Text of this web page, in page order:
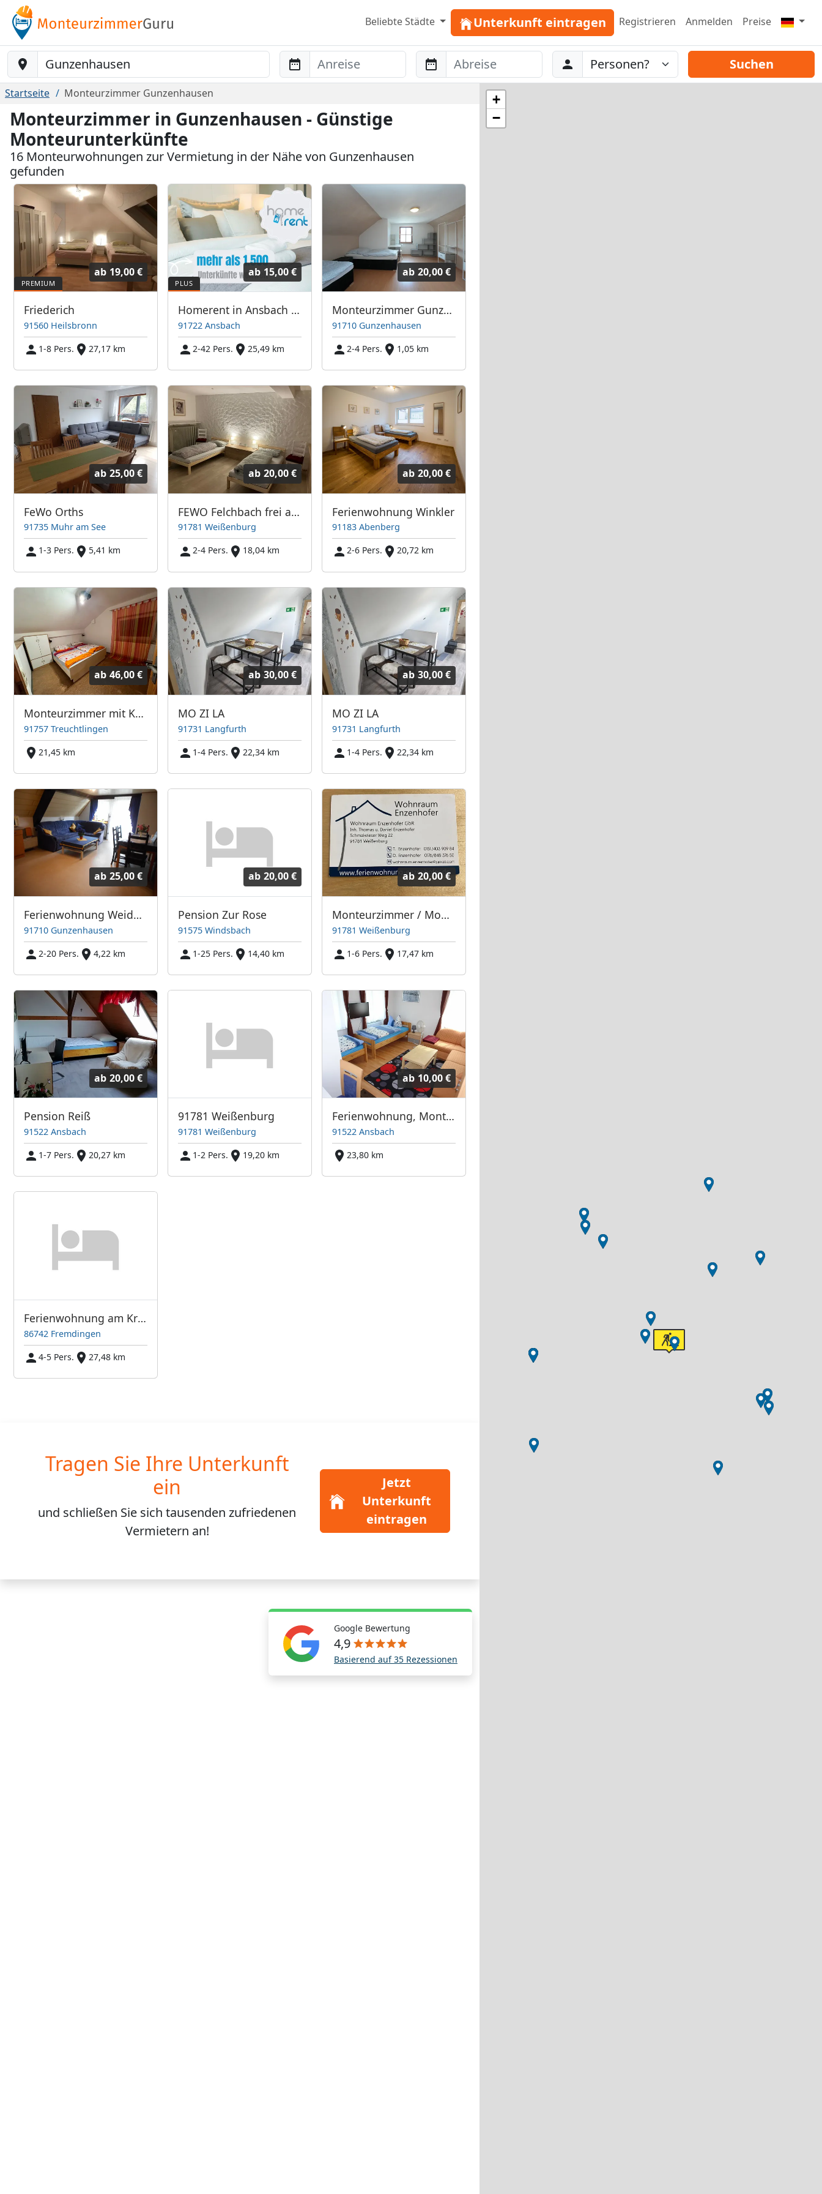
Beliebte Städte Unterkunft eintragen Registrieren Anmelden Preise
Baustelle-Location Anreise Abreise Abreise
Personen Suchen
Startseite Monteurzimmer Gunzenhausen
Monteurzimmer in Gunzenhausen - Günstige
Monteurunterkünfte
16 Monteurwohnungen zur Vermietung in der Nähe von Gunzenhausen
gefunden
ab 19,00 €
Friederich
91560 Heilsbronn
1-8 Pers.
27,17 km
ab 15,00 €
Homerent in Ansbach und Umgebung bei Nürnberg
91722 Ansbach
2-42 Pers.
25,49 km
ab 20,00 €
Monteurzimmer Gunzenhausen
91710 Gunzenhausen
2-4 Pers.
1,05 km
ab 25,00 €
FeWo Orths
91735 Muhr am See
1-3 Pers.
5,41 km
ab 20,00 €
FEWO Felchbach frei ab 07.07.2026
91781 Weißenburg
2-4 Pers.
18,04 km
ab 20,00 €
Ferienwohnung Winkler
91183 Abenberg
2-6 Pers.
20,72 km
ab 46,00 €
Monteurzimmer mit Küche
91757 Treuchtlingen
21,45 km
ab 30,00 €
MO ZI LA
91731 Langfurth
1-4 Pers.
22,34 km
ab 30,00 €
MO ZI LA
91731 Langfurth
1-4 Pers.
22,34 km
ab 25,00 €
Ferienwohnung Weidhausser
91710 Gunzenhausen
2-20 Pers.
4,22 km
ab 20,00 €
Pension Zur Rose
91575 Windsbach
1-25 Pers.
14,40 km
ab 20,00 €
Monteurzimmer / Monteurwohnungen / Weißenburg
91781 Weißenburg
1-6 Pers.
17,47 km
ab 20,00 €
Pension Reiß
91522 Ansbach
1-7 Pers.
20,27 km
91781 Weißenburg
91781 Weißenburg
1-2 Pers.
19,20 km
ab 10,00 €
Ferienwohnung, Monteurzimmer in Ansbach für 2 bis 6 Personen
91522 Ansbach
23,80 km
Ferienwohnung am Kreutnerhof
86742 Fremdingen
4-5 Pers.
27,48 km
Tragen Sie Ihre Unterkunft
ein
und schließen Sie sichtausenden zufriedenen
Vermietern an!
Jetzt
Unterkunft
eintragen
Google Bewertung
4,9
Basierend auf 35 Rezessionen
+
−